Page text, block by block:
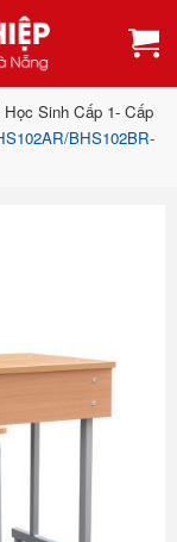
Học Sinh Cấp 1- Cấp
BHS102BR-